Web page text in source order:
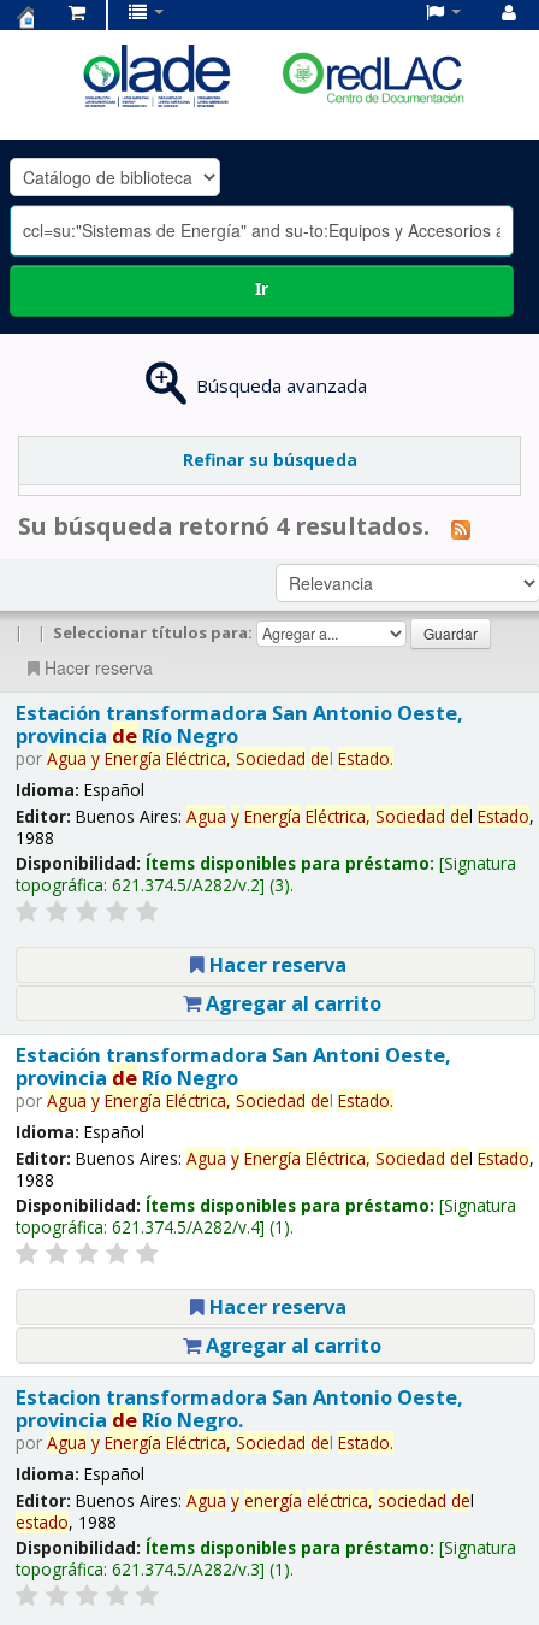
OLADE
-
Ir
Búsqueda avanzada
Refinar su búsqueda
Su búsqueda retornó 4 resultados.
| | Seleccionar títulos para:
Hacer reserva
Estación transformadora San Antonio Oeste,
provincia deRío Negro
por Agua y Energía Eléctrica, Sociedad del Estado.
Idioma: Español
Editor: Buenos Aires: Agua y Energía Eléctrica, Sociedad del Estado,
1988
Disponibilidad: Ítems disponibles para préstamo: Signatura
topográfica: 621.374.5/A282/v.2 (3).
Hacer reserva
Agregar al carrito
Estación transformadora San Antoni Oeste,
provincia deRío Negro
por Agua y Energía Eléctrica, Sociedad del Estado.
Idioma: Español
Editor: Buenos Aires: Agua y Energía Eléctrica, Sociedad del Estado,
1988
Disponibilidad: Ítems disponibles para préstamo: Signatura
topográfica: 621.374.5/A282/v.4 (1).
Hacer reserva
Agregar al carrito
Estacion transformadora San Antonio Oeste,
provincia deRío Negro.
por Agua y Energía Eléctrica, Sociedad del Estado.
Idioma: Español
Editor: Buenos Aires: Agua y energía eléctrica, sociedad del
estado, 1988
Disponibilidad: Ítems disponibles para préstamo: Signatura
topográfica: 621.374.5/A282/v.3 (1).